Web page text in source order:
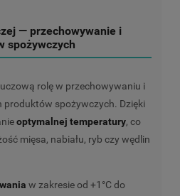
— przechowywanie i
spożywczych
rolę w przechowywaniu i
produktów spożywczych. Dzięki
optymalnej temperatury, co
mięsa, nabiału, ryb czy wędlin
w zakresie od +1°C do